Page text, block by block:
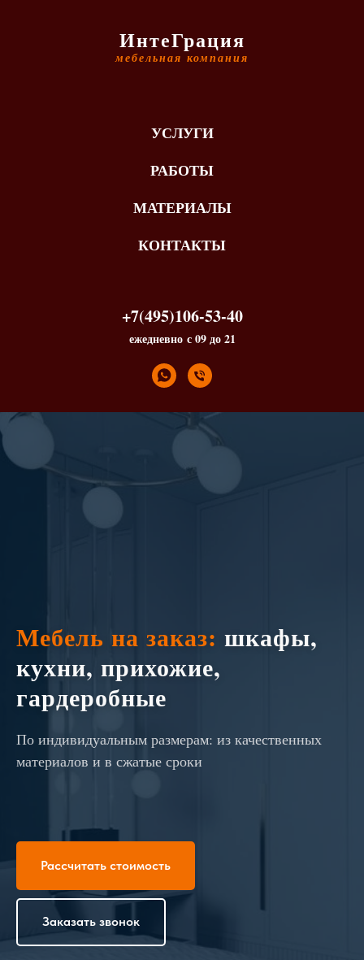
ИнтеГрация
мебельная компания
УСЛУГИ
РАБОТЫ
МАТЕРИАЛЫ
КОНТАКТЫ
+7(495)106-53-40
ежедневно с 09 до 21
Мебель на заказ: шкафы,
кухни, прихожие,
гардеробные
По индивидуальным размерам: из качественных
материалов и в сжатые сроки
Рассчитать стоимость
Заказать звонок